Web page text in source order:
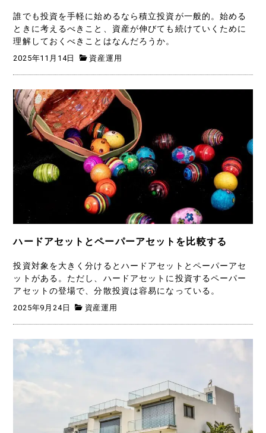
誰でも投資を手軽に始めるなら積立投資が一般的。始める
ときに考えるべきこと、資産が伸びても続けていくために
理解しておくべきことはなんだろうか。
2025年11月14日 資産運用
ハードアセットとペーパーアセットを比較する
投資対象を大きく分けるとハードアセットとペーパーアセ
ットがある。ただし、ハードアセットに投資するペーパー
アセットの登場で、分散投資は容易になっている。
2025年9月24日 資産運用